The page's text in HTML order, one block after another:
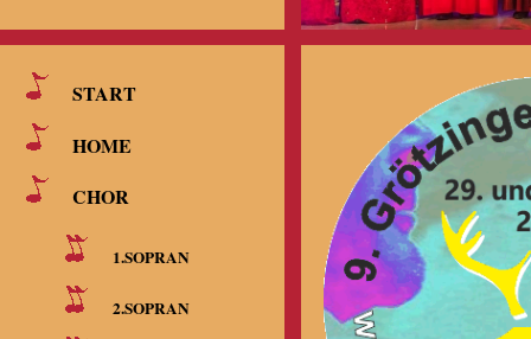
START
HOME
CHOR
1.SOPRAN
2.SOPRAN